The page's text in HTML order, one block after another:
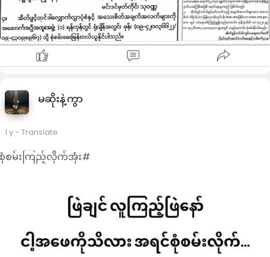
မဆိုးနဲ့ကွာ
1 y- Translate
စမ်းကြည့်လိုက်အုံး#